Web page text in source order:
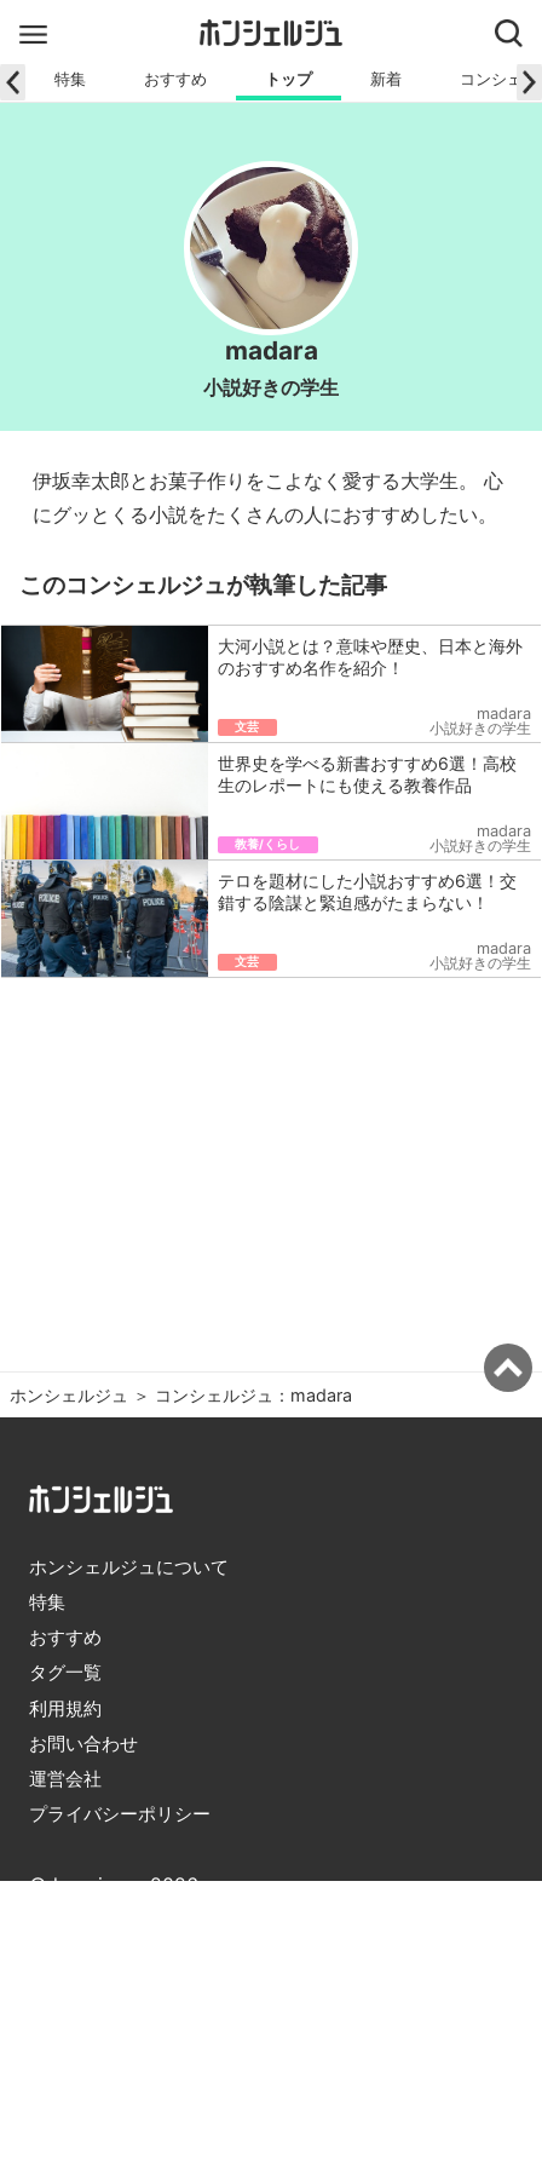
特集 おすすめ トップ 新着 コンシェ
madara
小説好きの学生
伊坂幸太郎とお菓子作りをこよなく愛する大学生。 心
にグッとくる小説をたくさんの人におすすめしたい。
このコンシェルジュが執筆した記事
大河小説とは？意味や歴史、日本と海外
のおすすめ名作を紹介！
文芸
madara
小説好きの学生
世界史を学べる新書おすすめ6選！高校
生のレポートにも使える教養作品
教養/くらし
madara
小説好きの学生
テロを題材にした小説おすすめ6選！交
錯する陰謀と緊迫感がたまらない！
文芸
madara
小説好きの学生
ホンシェルジュ ＞ コンシェルジュ：madara
ホンシェルジュについて
特集
おすすめ
タグ一覧
利用規約
お問い合わせ
運営会社
プライバシーポリシー
© honcierge 2026